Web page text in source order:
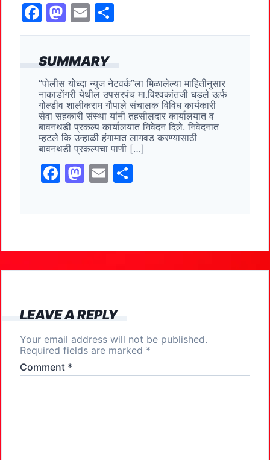
SUMMARY
“पोलीस योध्दा न्युज नेटवर्क”ला मिळालेल्या माहितीनुसार
नाकाडोंगरी येथील उपसरपंच मा.विश्वकांतजी घडले ऊर्फ
गोल्डीव शालीकराम गौपाले संचालक विविध कार्यकारी
सेवा सहकारी संस्था यांनी तहसीलदार कार्यालयात व
बावनथडी प्रकल्प कार्यालयात निवेदन दिले. निवेदनात
म्हटले कि उन्हाळी हंगामात लागवड करण्यासाठी
बावनथडी प्रकल्पचा पाणी […]
F
c
b
o
k
M
st
d
o
E
ai ar
F
a
c
e
b
o
o
k
M
a
st
o
d
o
n
E
m
ai
l
h
LEAVE A REPLY
Your email address will not be published.
Required fields are marked *
Comment *